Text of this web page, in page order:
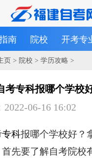
南 院校 开考专
页> 院校 > 学历攻略 >
考专科报哪个学校
06-16 16:02
专科报哪个学校好？
先要了解自考院校